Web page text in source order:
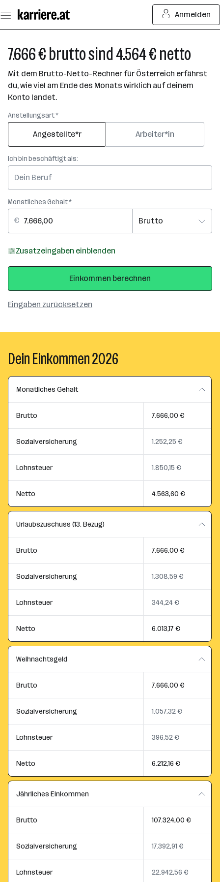
Seiteninhalt
springen
Anmelden
7.666 € brutto sind 4.564 € netto
Mit dem Brutto-Netto-Rechner für Österreich erfährst
du, wie viel am Ende des Monats wirklich auf deinem
Konto landet.
Anstellungsart *
Angestellte*r Arbeiter*in
Ich bin beschäftigt als:
Monatliches Gehalt *
Zusatzeingaben einblenden
Eingaben zurücksetzen
Einkommen berechnen
Dein Einkommen 2026
Monatliches Gehalt
Brutto 7.666,00 €
Sozialversicherung 1.252,25 €
Lohnsteuer 1.850,15 €
Netto 4.563,60 €
Urlaubszuschuss (13. Bezug)
Brutto 7.666,00 €
Sozialversicherung 1.308,59 €
Lohnsteuer 344,24 €
Netto 6.013,17 €
Weihnachtsgeld
Brutto 7.666,00 €
Sozialversicherung 1.057,32 €
Lohnsteuer 396,52 €
Netto 6.212,16 €
Jährliches Einkommen
Brutto 107.324,00 €
Sozialversicherung 17.392,91 €
Lohnsteuer 22.942,56 €